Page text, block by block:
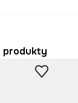
produkty